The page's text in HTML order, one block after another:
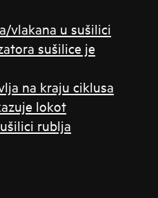
vlakana u sušilici
sušilice je
na kraju ciklusa
lokot
rublja